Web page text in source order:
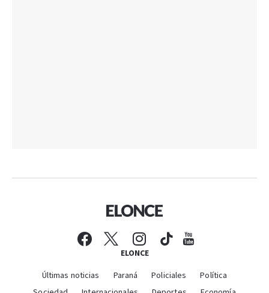
ELONCE
Últimas noticias Paraná Policiales
Política